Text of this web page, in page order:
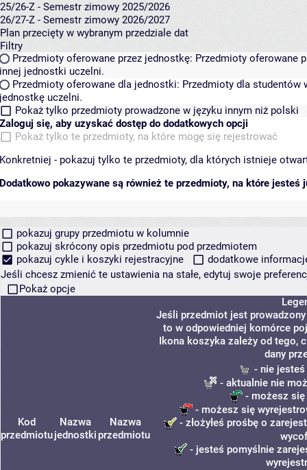
25/26-Z - Semestr zimowy 2025/2026
26/27-Z - Semestr zimowy 2026/2027
Plan przecięty w wybranym przedziale dat
Filtry
Przedmioty oferowane przez jednostkę: Przedmioty oferowane
innej jednostki uczelni.
Przedmioty oferowane dla jednostki: Przedmioty dla studentów
jednostkę uczelni.
Pokaż tylko przedmioty prowadzone w języku innym niż polski
Zaloguj się, aby uzyskać dostęp do dodatkowych opcji
Pokaż tylko te przedmioty, na które mogę się rejestrować
Konkretniej - pokazuj tylko te przedmioty, dla których istnieje
Dodatkowo pokazywane są również te przedmioty, na które jesteś
pokazuj grupy przedmiotu w kolumnie
pokazuj skrócony opis przedmiotu pod przedmiotem
pokazuj cykle i koszyki rejestracyjne
dodatkowe
Jeśli chcesz zmienić te ustawienia na stałe, edytuj swoje
Pokaż opcje
Kod
przedmiotu
Nazwa
jednostki
Nazwa
przedmiotu
Jeśli przedmiot jest
to w odpowiedniej komórce
Ikona koszyka zależy od tego,
dany
- nie
- aktualnie nie
- możesz się
- możesz się
- złożyłeś prośbę o
- jesteś pomyślnie